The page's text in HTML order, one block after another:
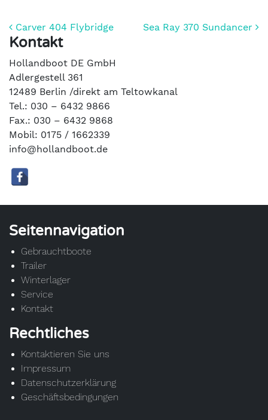
Beitrags-Navigation
Carver 404 Flybridge Sea Ray 370 Sundancer
Kontakt
Hollandboot DE GmbH
Adlergestell 361
12489 Berlin /direkt am Teltowkanal
Tel.: 030 – 6432 9866
Fax.: 030 – 6432 9868
Mobil: 0175 / 1662339
info@hollandboot.de
Seitennavigation
Gebrauchtboote
Trailer
Winterlager
Service
Kontakt
Rechtliches
Kontaktieren Sie uns
Impressum
Datenschutzerklärung
Geschäftsbedingungen